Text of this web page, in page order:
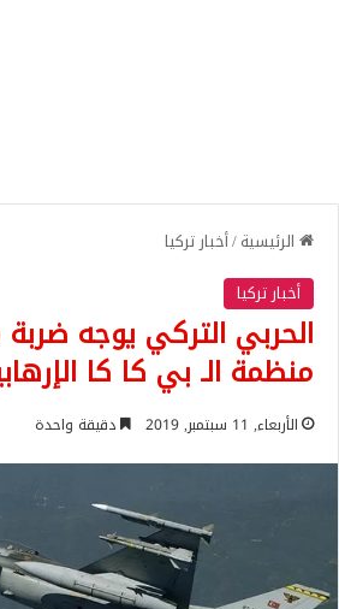
الرئيسية/أخبار تركيا
أخبار تركيا
الحربي التركي يوجه
منظمة الـ بي كا كا
الأربعاء, 11 سبتمبر, 2019 دقيقة واحدة